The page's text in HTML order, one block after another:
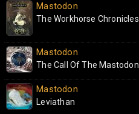
Mastodon
The Workhorse Chronicles
Mastodon
The Call Of The Mastodon
Mastodon
Leviathan